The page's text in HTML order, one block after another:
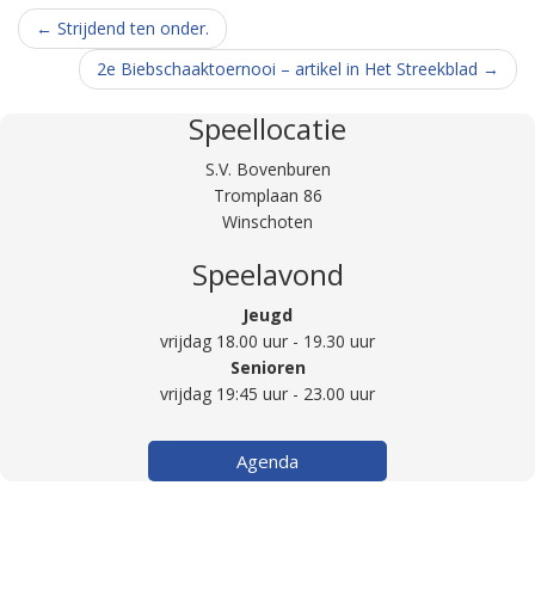
Berichtnavigatie
← Strijdend ten onder.
2e Biebschaaktoernooi – artikel in Het Streekblad →
Speellocatie
S.V. Bovenburen
Tromplaan 86
Winschoten
Speelavond
Jeugd
vrijdag 18.00 uur - 19.30 uur
Senioren
vrijdag 19:45 uur - 23.00 uur
Agenda